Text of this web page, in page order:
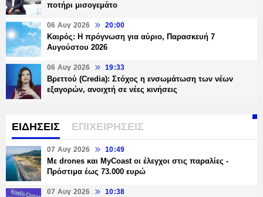
ποτήρι μισογεμάτο
06 Αυγ 2026 20:00
Καιρός: Η πρόγνωση για αύριο, Παρασκευή 7
Αυγούστου 2026
06 Αυγ 2026 19:33
Βρεττού (Credia): Στόχος η ενσωμάτωση των νέων
εξαγορών, ανοιχτή σε νέες κινήσεις
ΕΙΔΗΣΕΙΣ ΕΠΙΧΕΙΡΗΣΕΙΣ
07 Αυγ 2026 10:49
Με drones και MyCoast οι έλεγχοι στις παραλίες -
Πρόστιμα έως 73.000 ευρώ
07 Αυγ 2026 10:38